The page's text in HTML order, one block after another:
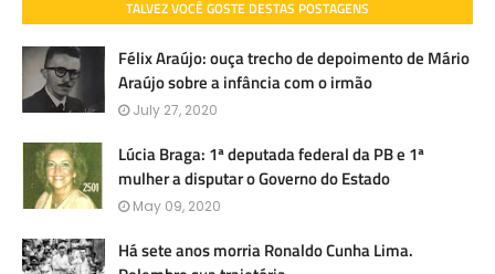
TALVEZ VOCÊ GOSTE DESTAS POSTAGENS
Félix Araújo: ouça trecho de depoimento de Mário
Araújo sobre a infância com o irmão
July 27, 2020
Lúcia Braga: 1ª deputada federal da PB e 1ª
mulher a disputar o Governo do Estado
May 09, 2020
Há sete anos morria Ronaldo Cunha Lima.